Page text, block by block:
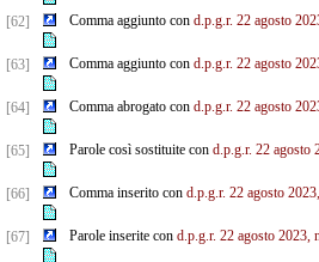
[62] Comma aggiunto con d.p.g.r. 22 agosto
[63] Comma aggiunto con d.p.g.r. 22 agosto
[64] Comma abrogato con d.p.g.r. 22 agosto
[65] Parole così sostituite con d.p.g.r. 22 agosto
[66] Comma inserito con d.p.g.r. 22 agosto
[67] Parole inserite con d.p.g.r. 22 agosto 2023,